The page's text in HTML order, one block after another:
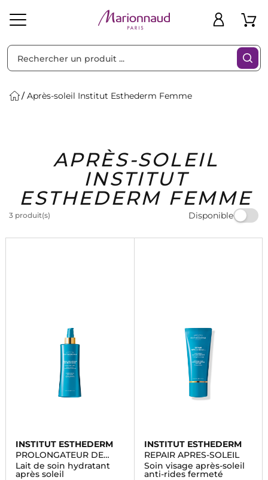
Solaire Homme Marques Idées
Cadeaux
Bons
Plans
Après-soleil Institut Esthederm Femme
APRÈS-SOLEIL
INSTITUT
ESTHEDERM FEMME
3 produit(s) Disponible
Filtres
INSTITUT ESTHEDERM
PROLONGATEUR DE
BRONZAGE
Lait de soin hydratant
après soleil
INSTITUT ESTHEDERM
REPAIR APRES-SOLEIL
Soin visage après-soleil
anti-rides fermeté